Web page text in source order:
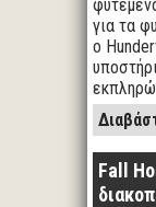
για τα
ο
Fall